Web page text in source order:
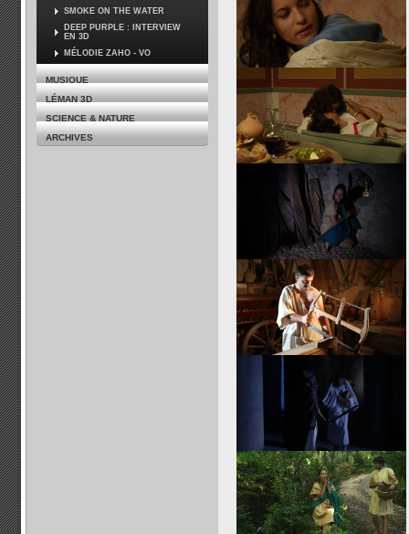
SMOKE ON THE WATER
DEEP PURPLE : INTERVIEW
EN 3D
MÉLODIE ZAHO - VO
MUSIQUE
LÉMAN 3D
SCIENCE & NATURE
ARCHIVES